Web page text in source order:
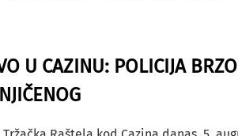
U CAZINU: POLICIJA